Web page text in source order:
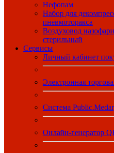
Нефопам
Набор для
пневмоторакса
Воздуховод
стерильный
Сервисы
Личный кабинет
Электронная
Система
Онлайн-генератор